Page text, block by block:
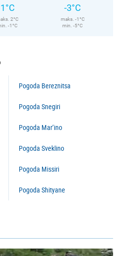
1°C
2°C
-1°C
-3°C
maks. -1°C
min. -5°C
Pogoda Bereznitsa
Pogoda Snegiri
Pogoda Mar’ino
Pogoda Sveklino
Pogoda Missiri
Pogoda Shityane